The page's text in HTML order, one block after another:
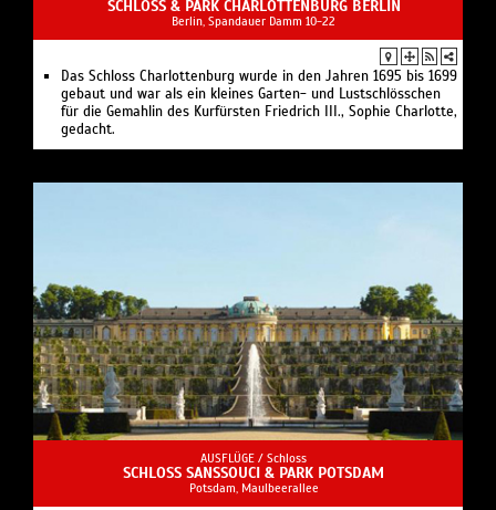
SCHLOSS & PARK CHARLOTTENBURG BERLIN
Berlin, Spandauer Damm 10-22
Das Schloss Charlottenburg wurde in den Jahren 1695 bis 1699
gebaut und war als ein kleines Garten- und Lustschlösschen
für die Gemahlin des Kurfürsten Friedrich III., Sophie Charlotte,
gedacht.
AUSFLÜGE / Schloss
SCHLOSS SANSSOUCI & PARK POTSDAM
Potsdam, Maulbeerallee